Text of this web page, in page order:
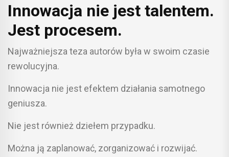
Innowacja nie jest talentem.
Jest procesem.
Najważniejsza teza autorów była w swoim czasie
rewolucyjna.
Innowacja nie jest efektem działania samotnego
geniusza.
Nie jest również dziełem przypadku.
Można ją zaplanować, zorganizować i rozwijać.